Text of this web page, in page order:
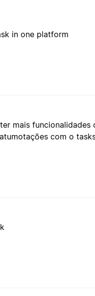
in one platform
mais funcionalidades
com o